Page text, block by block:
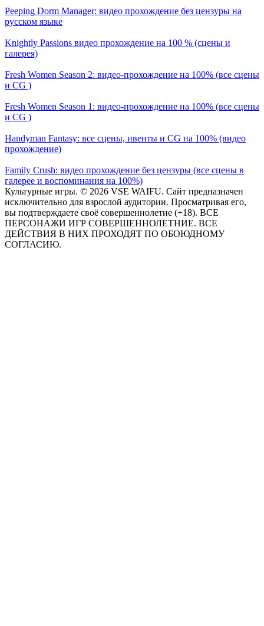
Peeping Dorm Manager: видео прохождение без цензуры на
русском языке
Knightly Passions видео прохождение на 100 % (сцены и
галерея)
Fresh Women Season 2: видео-прохождение на 100% (все сцены
и CG )
Fresh Women Season 1: видео-прохождение на 100% (все сцены
и CG )
Handyman Fantasy: все сцены, ивенты и CG на 100% (видео
прохождение)
Family Crush: видео прохождение без цензуры (все сцены в
галерее и воспоминания на 100%)
Культурные игры. © 2026 VSE WAIFU. Сайт предназначен
исключительно для взрослой аудитории. Просматривая его,
вы подтверждаете своё совершеннолетие (+18). ВСЕ
ПЕРСОНАЖИ ИГР СОВЕРШЕННОЛЕТНИЕ. ВСЕ
ДЕЙСТВИЯ В НИХ ПРОХОДЯТ ПО ОБОЮДНОМУ
СОГЛАСИЮ.